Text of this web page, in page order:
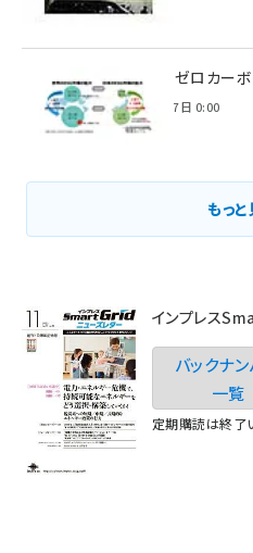
環境省のゼロカー
2021年3月7日 0:00
もっ
インプレス
バックナ
一覧
定期購読は終了